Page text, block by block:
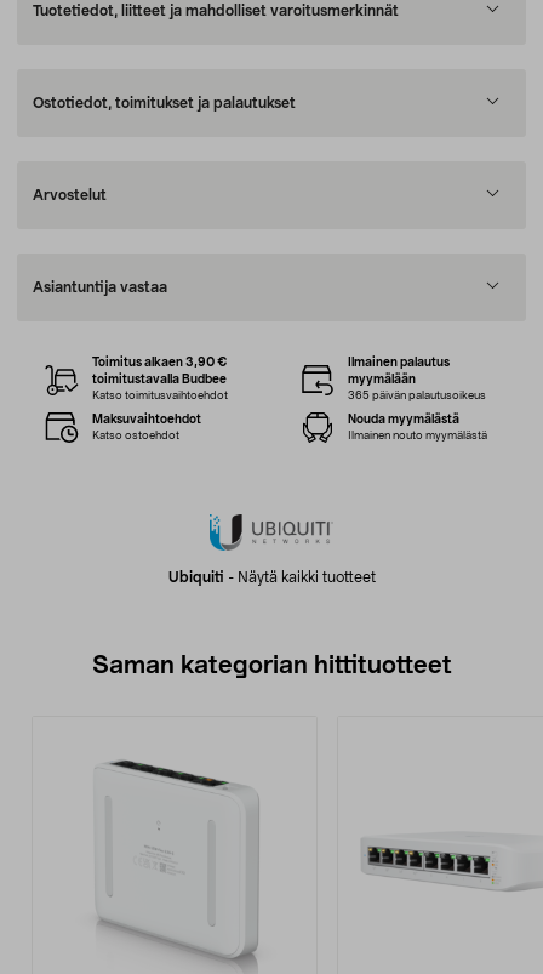
Tuotetiedot, liitteet ja mahdolliset varoitusmerkinnät
Ostotiedot, toimitukset ja palautukset
Arvostelut
Asiantuntija vastaa
Ubiquiti - Näytä kaikki tuotteet
Toimitus alkaen 3,90 €
toimitustavalla Budbee
Katso toimitusvaihtoehdot
Ilmainen palautus
myymälään
365 päivän palautusoikeus
Maksuvaihtoehdot
Katso ostoehdot
Nouda myymälästä
Ilmainen nouto myymälästä
Saman kategorian hittituotteet